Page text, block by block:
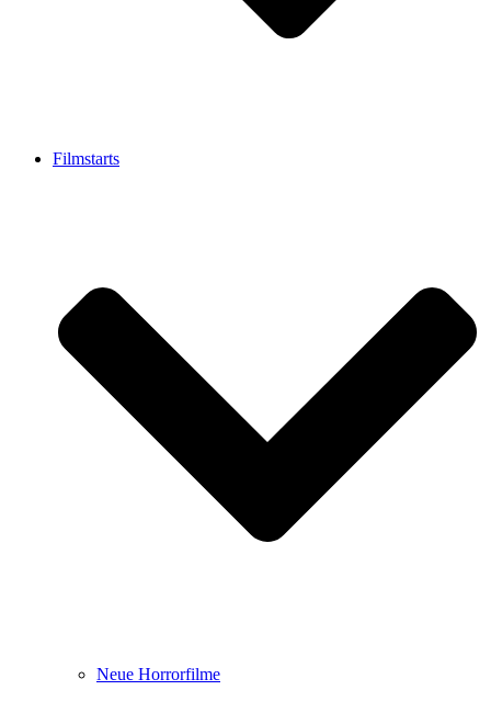
Filmstarts
Neue Horrorfilme